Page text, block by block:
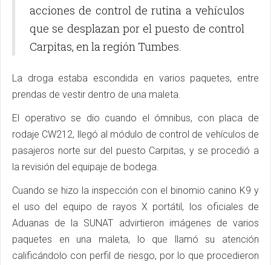
acciones de control de rutina a vehículos
que se desplazan por el puesto de control
Carpitas, en la región Tumbes.
La droga estaba escondida en varios paquetes, entre
prendas de vestir dentro de una maleta.
El operativo se dio cuando el ómnibus, con placa de
rodaje CW212, llegó al módulo de control de vehículos de
pasajeros norte sur del puesto Carpitas, y se procedió a
la revisión del equipaje de bodega.
Cuando se hizo la inspección con el binomio canino K9 y
el uso del equipo de rayos X portátil, los oficiales de
Aduanas de la SUNAT advirtieron imágenes de varios
paquetes en una maleta, lo que llamó su atención
calificándolo con perfil de riesgo, por lo que procedieron